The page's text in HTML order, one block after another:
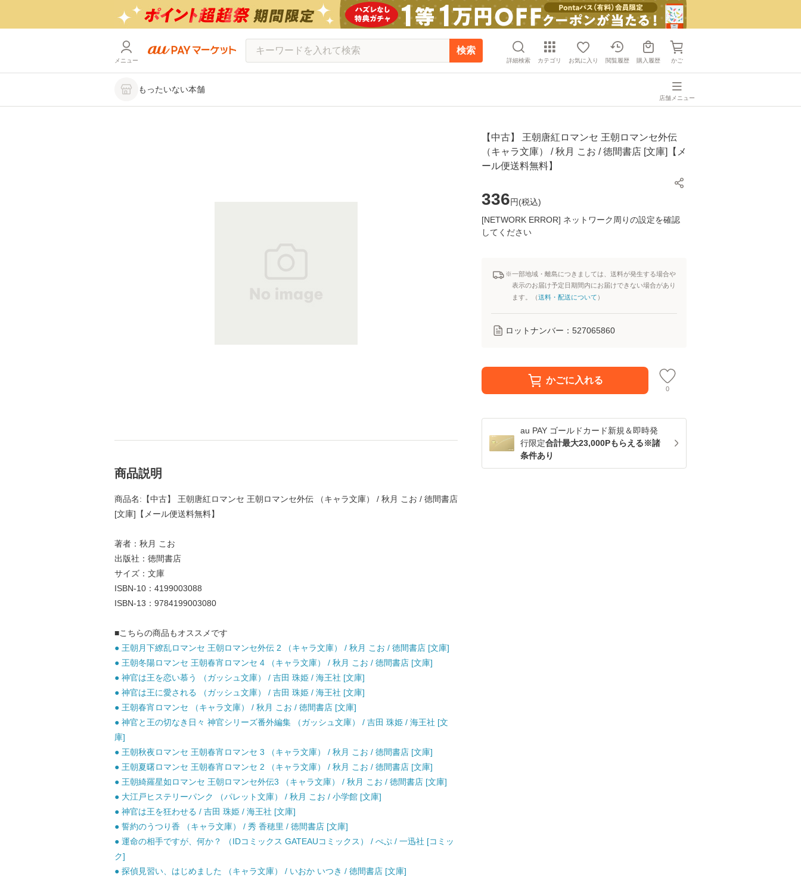
メニュー
検索
詳細検索 カテゴリ お気に入り 閲覧履歴 購入履歴 かご
もったいない本舗
店舗メニュー
【中古】 王朝唐紅ロマンセ 王朝ロマンセ外伝
（キャラ文庫） / 秋月 こお / 徳間書店 [文庫]【メ
ール便送料無料】
336円(税込)
[NETWORK ERROR] ネットワーク周りの設定を確認
してください
※一部地域・離島につきましては、送料が発生する場合や
表示のお届け予定日期間内にお届けできない場合があり
ます。（送料・配送について ）
ロットナンバー： 527065860
かごに入れる
0
au PAY ゴールドカード新規＆即時発
行限定合計最大23,000Pもらえる※諸
条件あり
商品説明
商品名:【中古】 王朝唐紅ロマンセ 王朝ロマンセ外伝 （キャラ文庫） / 秋月 こお / 徳間書店
[文庫]【メール便送料無料】
著者：秋月 こお
出版社：徳間書店
サイズ：文庫
ISBN-10：4199003088
ISBN-13：9784199003080
■こちらの商品もオススメです
● 王朝月下繚乱ロマンセ 王朝ロマンセ外伝 2 （キャラ文庫） / 秋月 こお / 徳間書店 [文庫]
● 王朝冬陽ロマンセ 王朝春宵ロマンセ 4 （キャラ文庫） / 秋月 こお / 徳間書店 [文庫]
● 神官は王を恋い慕う （ガッシュ文庫） / 吉田 珠姫 / 海王社 [文庫]
● 神官は王に愛される （ガッシュ文庫） / 吉田 珠姫 / 海王社 [文庫]
● 王朝春宵ロマンセ （キャラ文庫） / 秋月 こお / 徳間書店 [文庫]
● 神官と王の切なき日々 神官シリーズ番外編集 （ガッシュ文庫） / 吉田 珠姫 / 海王社 [文
庫]
● 王朝秋夜ロマンセ 王朝春宵ロマンセ 3 （キャラ文庫） / 秋月 こお / 徳間書店 [文庫]
● 王朝夏曙ロマンセ 王朝春宵ロマンセ 2 （キャラ文庫） / 秋月 こお / 徳間書店 [文庫]
● 王朝綺羅星如ロマンセ 王朝ロマンセ外伝3 （キャラ文庫） / 秋月 こお / 徳間書店 [文庫]
● 大江戸ヒステリーパンク （パレット文庫） / 秋月 こお / 小学館 [文庫]
● 神官は王を狂わせる / 吉田 珠姫 / 海王社 [文庫]
● 誓約のうつり香 （キャラ文庫） / 秀 香穂里 / 徳間書店 [文庫]
● 運命の相手ですが、何か？ （IDコミックス GATEAUコミックス） / ぺぷ / 一迅社 [コミッ
ク]
● 探偵見習い、はじめました （キャラ文庫） / いおか いつき / 徳間書店 [文庫]